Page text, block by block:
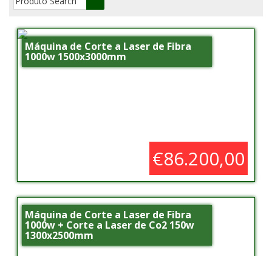
Máquina de Corte a Laser de Fibra
1000w 1500x3000mm
€86.200,00
Máquina de Corte a Laser de Fibra
1000w + Corte a Laser de Co2 150w
1300x2500mm